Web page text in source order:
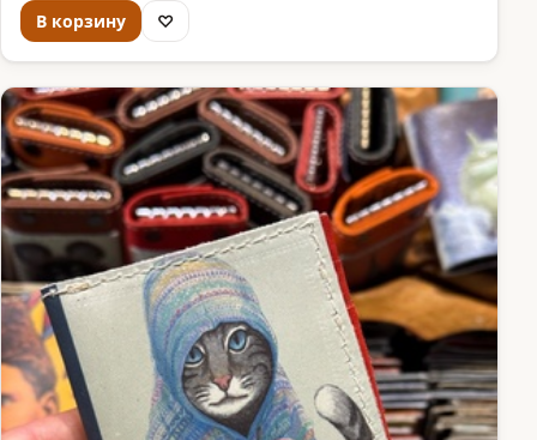
В корзину ♡